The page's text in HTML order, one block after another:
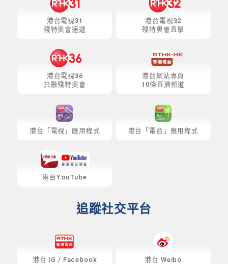
港台電視31
殘特奧會速遞
港台電視32
殘特奧會直擊
港台電視36
共融殘特奧會
港台網站專頁
10條直播頻道
港台「電視」應用程式 港台「電台」應用程式
港台YouTube
追蹤社交平台
港台 IG / Facebook 港台 Weibo